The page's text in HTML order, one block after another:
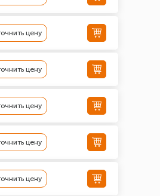
цену
цену
цену
цену
цену